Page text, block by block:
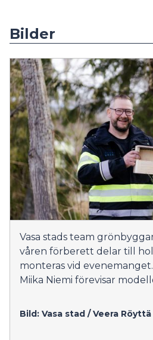
Bilder
Vasa stads team
våren förberett delar till
monteras vid
Miika Niemi förevisar
Bild: Vasa stad / Veera Röyttä